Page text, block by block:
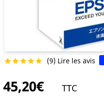
 (9) Lire les avis
45,20€ TTC